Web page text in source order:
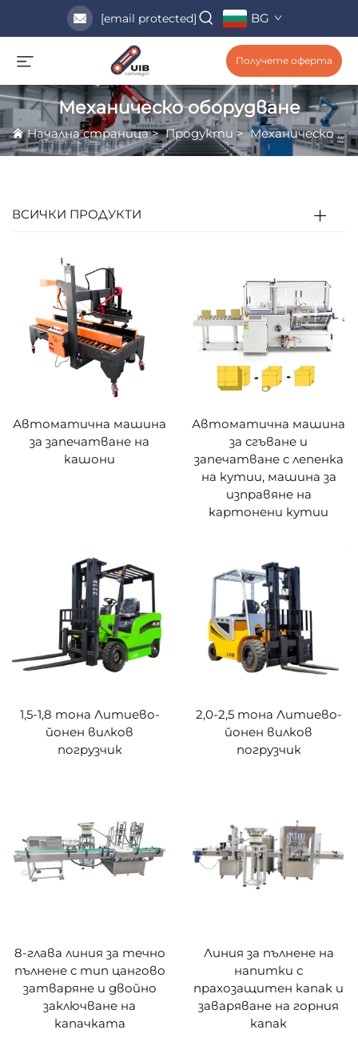
[email protected] BG
Получете оферта
Механическо оборудване
Начална страница>Продукти >Механическо оборудване
ВСИЧКИ ПРОДУКТИ
Автоматична машина
за запечатване на
кашони
Автоматична машина
за сгъване и
запечатване с лепенка
на кутии, машина за
изправяне на
картонени кутии
1,5-1,8 тона Литиево-
йонен вилков
погрузчик
2,0-2,5 тона Литиево-
йонен вилков
погрузчик
8-глава линия за течно
пълнене с тип цангово
затваряне и двойно
заключване на
капачката
Линия за пълнене на
напитки с
прахозащитен капак и
заваряване на горния
капак